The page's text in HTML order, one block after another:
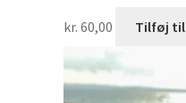
kr. 60,00 Tilføj